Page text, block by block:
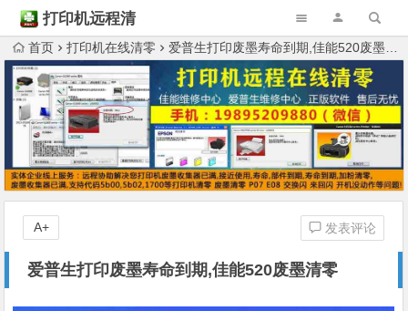
打印机远程清
零首页 打印机在线清零 爱普生打印废墨寿命到期,佳能520废墨清零
爱普生打印废墨寿命到期,佳能520废墨清零
发表评论
A+